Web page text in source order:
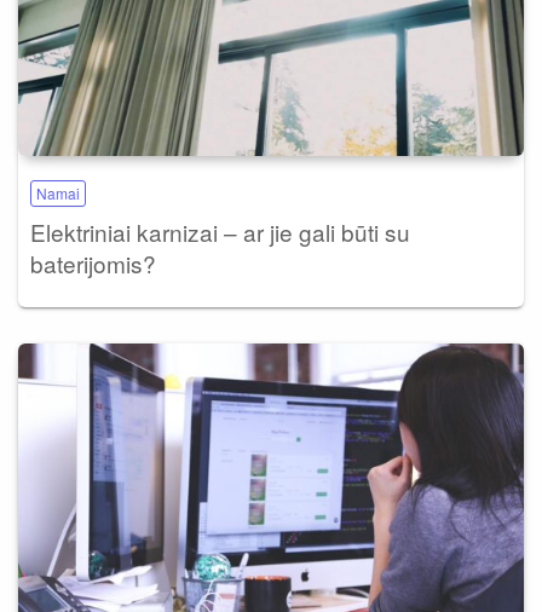
Namai
Elektriniai karnizai – ar jie gali būti su
baterijomis?